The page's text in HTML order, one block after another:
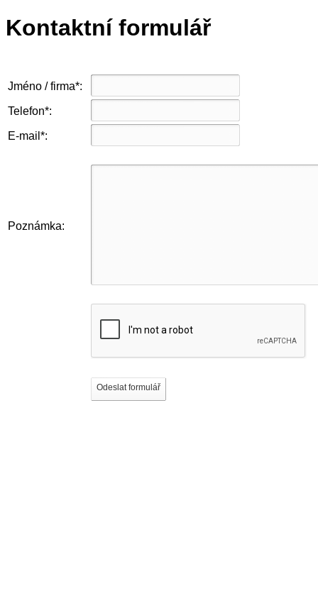
Kontaktní formulář
Jméno / firma*:
Telefon*:
E-mail*:
Poznámka:
Odeslat formulář